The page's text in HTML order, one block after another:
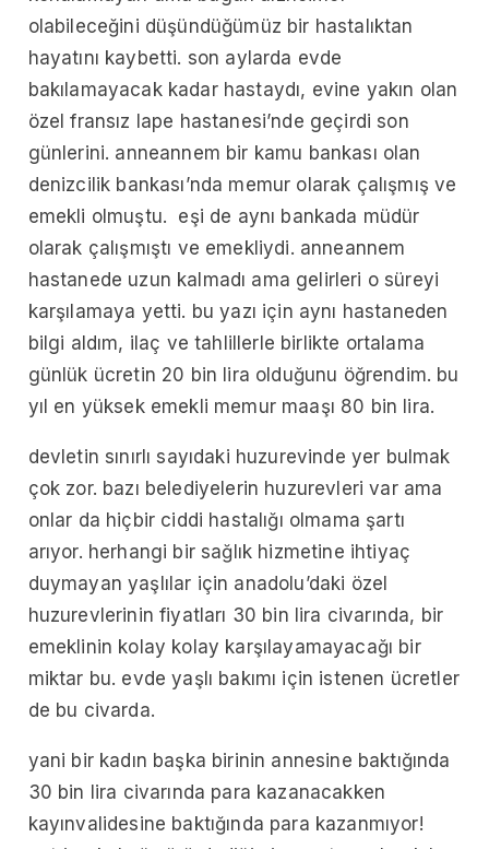
olabileceğini düşündüğümüz bir hastalıktan
hayatını kaybetti. son aylarda evde
bakılamayacak kadar hastaydı, evine yakın olan
özel fransız lape hastanesi’nde geçirdi son
günlerini. anneannem bir kamu bankası olan
denizcilik bankası’nda memur olarak çalışmış ve
emekli olmuştu. eşi de aynı bankada müdür
olarak çalışmıştı ve emekliydi. anneannem
hastanede uzun kalmadı ama gelirleri o süreyi
karşılamaya yetti. bu yazı için aynı hastaneden
bilgi aldım, ilaç ve tahlillerle birlikte ortalama
günlük ücretin 20 bin lira olduğunu öğrendim. bu
yıl en yüksek emekli memur maaşı 80 bin lira.
devletin sınırlı sayıdaki huzurevinde yer bulmak
çok zor. bazı belediyelerin huzurevleri var ama
onlar da hiçbir ciddi hastalığı olmama şartı
arıyor. herhangi bir sağlık hizmetine ihtiyaç
duymayan yaşlılar için anadolu’daki özel
huzurevlerinin fiyatları 30 bin lira civarında, bir
emeklinin kolay kolay karşılayamayacağı bir
miktar bu. evde yaşlı bakımı için istenen ücretler
de bu civarda.
yani bir kadın başka birinin annesine baktığında
30 bin lira civarında para kazanacakken
kayınvalidesine baktığında para kazanmıyor!